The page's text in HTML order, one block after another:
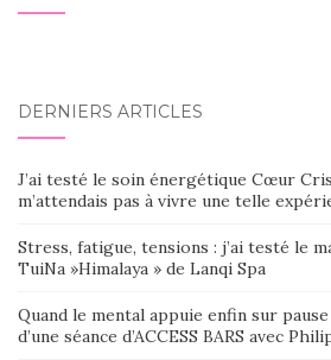
DERNIERS ARTICLES
J’ai testé le soin énergétique Cœur
m’attendais pas à vivre une telle
Stress, fatigue, tensions : j’ai testé le
TuiNa »Himalaya » de Lanqi Spa
Quand le mental appuie enfin sur
d’une séance d’ACCESS BARS avec